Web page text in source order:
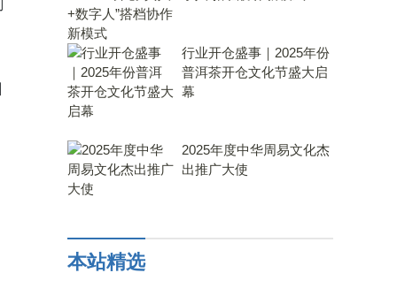
行业开仓盛事｜2025年份
普洱茶开仓文化节盛大启
幕
2025年度中华周易文化杰
出推广大使
本站精选